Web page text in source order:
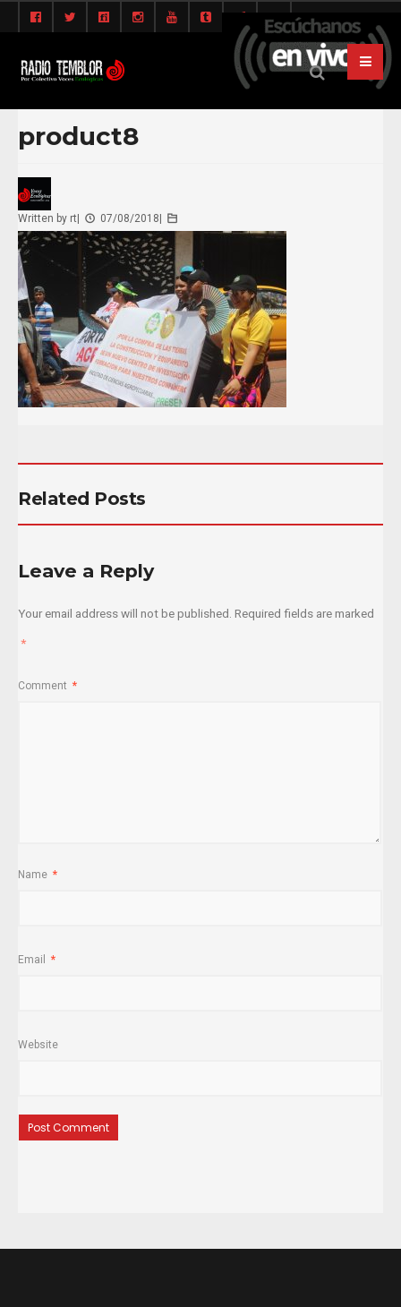
product8
Written by rt 07/08/2018
Related Posts
Leave a Reply
Your email address will not be published. Required fields are marked
*
Comment *
Name *
Email *
Website